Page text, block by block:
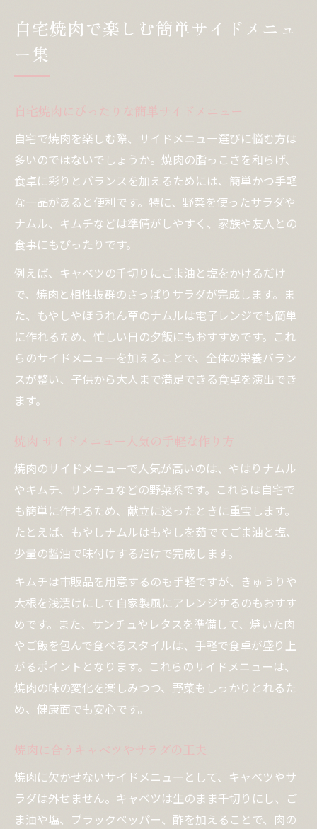
自宅焼肉で楽しむ簡単サイドメニュ
ー集
自宅焼肉にぴったりな簡単サイドメニュー
自宅で焼肉を楽しむ際、サイドメニュー選びに悩む方は
多いのではないでしょうか。焼肉の脂っこさを和らげ、
食卓に彩りとバランスを加えるためには、簡単かつ手軽
な一品があると便利です。特に、野菜を使ったサラダや
ナムル、キムチなどは準備がしやすく、家族や友人との
食事にもぴったりです。
例えば、キャベツの千切りにごま油と塩をかけるだけ
で、焼肉と相性抜群のさっぱりサラダが完成します。ま
た、もやしやほうれん草のナムルは電子レンジでも簡単
に作れるため、忙しい日の夕飯にもおすすめです。これ
らのサイドメニューを加えることで、全体の栄養バラン
スが整い、子供から大人まで満足できる食卓を演出でき
ます。
焼肉 サイドメニュー人気の手軽な作り方
焼肉のサイドメニューで人気が高いのは、やはりナムル
やキムチ、サンチュなどの野菜系です。これらは自宅で
も簡単に作れるため、献立に迷ったときに重宝します。
たとえば、もやしナムルはもやしを茹でてごま油と塩、
少量の醤油で味付けするだけで完成します。
キムチは市販品を用意するのも手軽ですが、きゅうりや
大根を浅漬けにして自家製風にアレンジするのもおすす
めです。また、サンチュやレタスを準備して、焼いた肉
やご飯を包んで食べるスタイルは、手軽で食卓が盛り上
がるポイントとなります。これらのサイドメニューは、
焼肉の味の変化を楽しみつつ、野菜もしっかりとれるた
め、健康面でも安心です。
焼肉に合うキャベツやサラダの工夫
焼肉に欠かせないサイドメニューとして、キャベツやサ
ラダは外せません。キャベツは生のまま千切りにし、ご
ま油や塩、ブラックペッパー、酢を加えることで、肉の